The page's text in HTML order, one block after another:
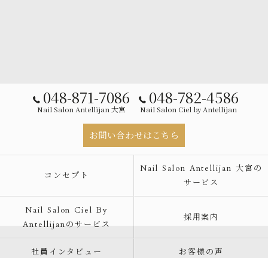
048-871-7086
Nail Salon Antellijan 大宮
048-782-4586
Nail Salon Ciel by Antellijan
お問い合わせはこちら
コンセプト
Nail Salon Antellijan 大宮の
サービス
Nail Salon Ciel By
Antellijanのサービス
採用案内
社員インタビュー お客様の声